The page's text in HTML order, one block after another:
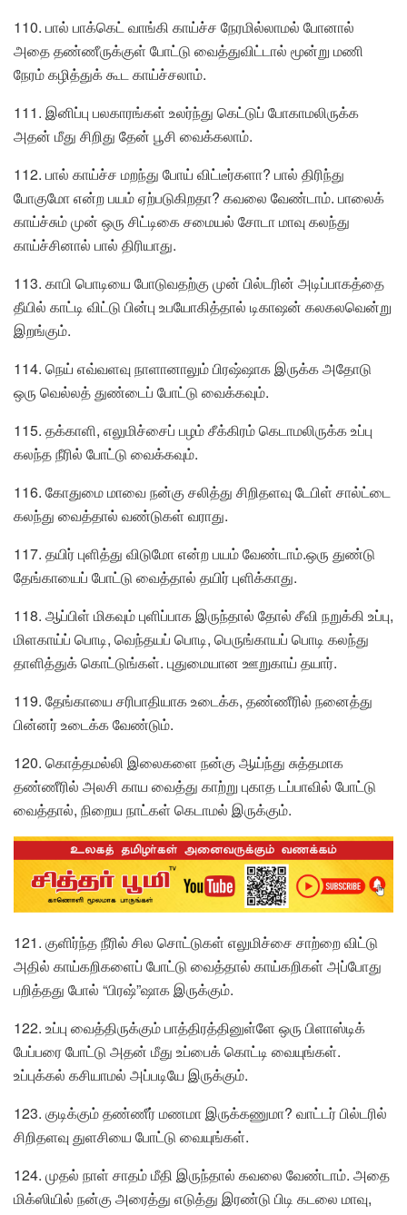
110. பால் பாக்கெட் வாங்கி காய்ச்ச நேரமில்லாமல் போனால்
அதை தண்ணீருக்குள் போட்டு வைத்துவிட்டால் மூன்று மணி
நேரம் கழித்துக் கூட காய்ச்சலாம்.
111. இனிப்பு பலகாரங்கள் உலர்ந்து கெட்டுப் போகாமலிருக்க
அதன் மீது சிறிது தேன் பூசி வைக்கலாம்.
112. பால் காய்ச்ச மறந்து போய் விட்டீர்களா? பால் திரிந்து
போகுமோ என்ற பயம் ஏற்படுகிறதா? கவலை வேண்டாம். பாலைக்
காய்ச்சும் முன் ஒரு சிட்டிகை சமையல் சோடா மாவு கலந்து
காய்ச்சினால் பால் திரியாது.
113. காபி பொடியை போடுவதற்கு முன் பில்டரின் அடிப்பாகத்தை
தீயில் காட்டி விட்டு பின்பு உபயோகித்தால் டிகாஷன் கலகலவென்று
இறங்கும்.
114. நெய் எவ்வளவு நாளானாலும் பிரஷ்ஷாக இருக்க அதோடு
ஒரு வெல்லத் துண்டைப் போட்டு வைக்கவும்.
115. தக்காளி, எலுமிச்சைப் பழம் சீக்கிரம் கெடாமலிருக்க உப்பு
கலந்த நீரில் போட்டு வைக்கவும்.
116. கோதுமை மாவை நன்கு சலித்து சிறிதளவு டேபிள் சால்ட்டை
கலந்து வைத்தால் வண்டுகள் வராது.
117. தயிர் புளித்து விடுமோ என்ற பயம் வேண்டாம்.ஒரு துண்டு
தேங்காயைப் போட்டு வைத்தால் தயிர் புளிக்காது.
118. ஆப்பிள் மிகவும் புளிப்பாக இருந்தால் தோல் சீவி நறுக்கி உப்பு,
மிளகாய்ப் பொடி, வெந்தயப் பொடி, பெருங்காயப் பொடி கலந்து
தாளித்துக் கொட்டுங்கள். புதுமையான ஊறுகாய் தயார்.
119. தேங்காயை சரிபாதியாக உடைக்க, தண்ணீரில் நனைத்து
பின்னர் உடைக்க வேண்டும்.
120. கொத்தமல்லி இலைகளை நன்கு ஆய்ந்து சுத்தமாக
தண்ணீரில் அலசி காய வைத்து காற்று புகாத டப்பாவில் போட்டு
வைத்தால், நிறைய நாட்கள் கெடாமல் இருக்கும்.
121. குளிர்ந்த நீரில் சில சொட்டுகள் எலுமிச்சை சாற்றை விட்டு
அதில் காய்கறிகளைப் போட்டு வைத்தால் காய்கறிகள் அப்போது
பறித்தது போல் “பிரஷ்”ஷாக இருக்கும்.
122. உப்பு வைத்திருக்கும் பாத்திரத்தினுள்ளே ஒரு பிளாஸ்டிக்
பேப்பரை போட்டு அதன் மீது உப்பைக் கொட்டி வையுங்கள்.
உப்புக்கல் கசியாமல் அப்படியே இருக்கும்.
123. குடிக்கும் தண்ணீர் மணமா இருக்கணுமா? வாட்டர் பில்டரில்
சிறிதளவு துளசியை போட்டு வையுங்கள்.
124. முதல் நாள் சாதம் மீதி இருந்தால் கவலை வேண்டாம். அதை
மிக்ஸியில் நன்கு அரைத்து எடுத்து இரண்டு பிடி கடலை மாவு,